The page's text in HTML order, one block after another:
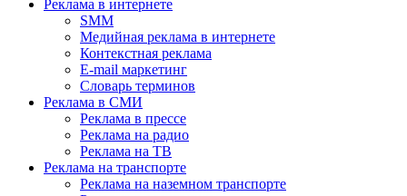
Реклама в интернете
SMM
Медийная реклама в интернете
Контекстная реклама
E-mail маркетинг
Словарь терминов
Реклама в СМИ
Реклама в прессе
Реклама на радио
Реклама на ТВ
Реклама на транспорте
Реклама на наземном транспорте